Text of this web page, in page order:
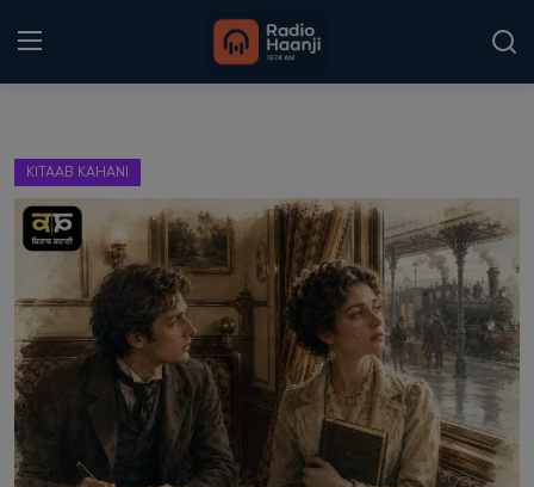
Home
Punjabi Podcast
Kitaab Kahani
Gallery
Sponsors
Matrimonial
KITAAB KAHANI